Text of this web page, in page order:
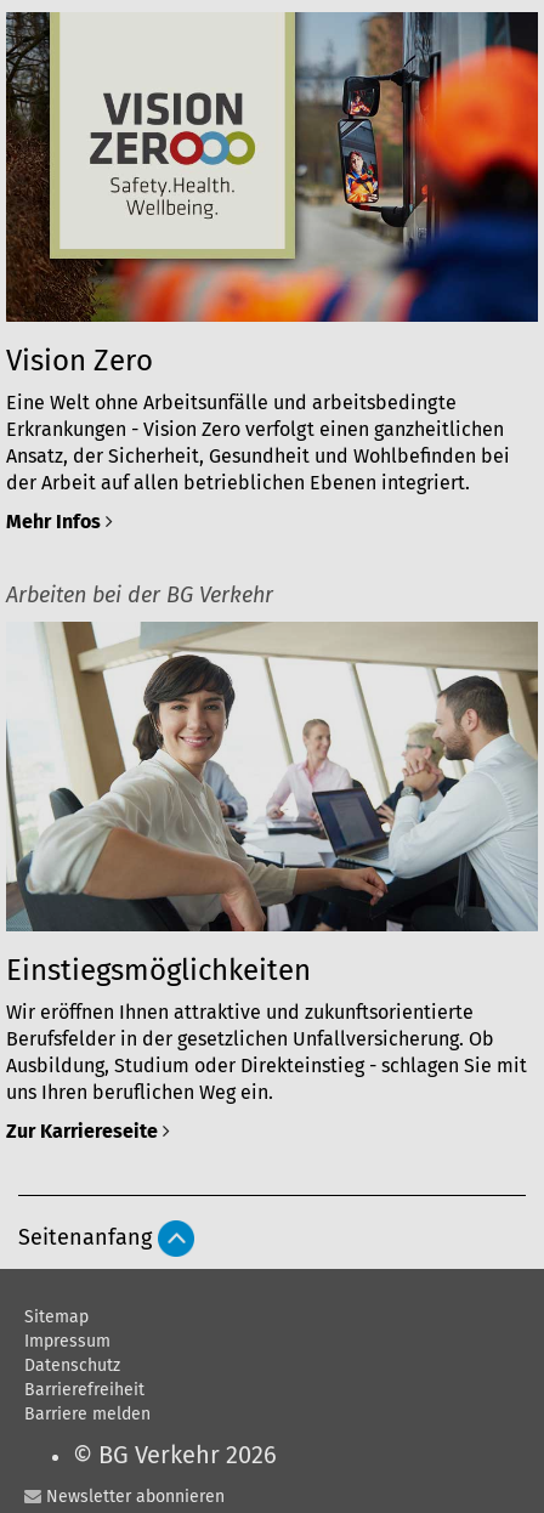
Vision Zero
Eine Welt ohne Arbeitsunfälle und arbeitsbedingte
Erkrankungen - Vision Zero verfolgt einen ganzheitlichen
Ansatz, der Sicherheit, Gesundheit und Wohlbefinden bei
der Arbeit auf allen betrieblichen Ebenen integriert.
Mehr Infos
Arbeiten bei der BG Verkehr
Einstiegsmöglichkeiten
Wir eröffnen Ihnen attraktive und zukunftsorientierte
Berufsfelder in der gesetzlichen Unfallversicherung. Ob
Ausbildung, Studium oder Direkteinstieg - schlagen Sie mit
uns Ihren beruflichen Weg ein.
Zur Karriereseite
A
k
e
t
Seitenanfang
Sitemap
Impressum
Datenschutz
Barrierefreiheit
Barriere melden
© BG Verkehr 2026
Newsletter abonnieren